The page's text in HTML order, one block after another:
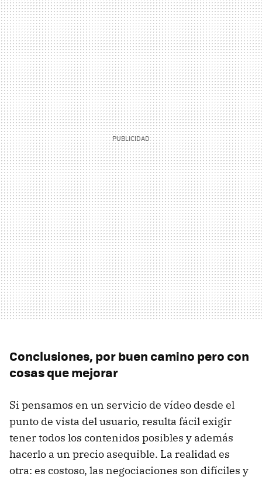
Conclusiones, por buen camino pero con
cosas que mejorar
Si pensamos en un servicio de vídeo desde el
punto de vista del usuario, resulta fácil exigir
tener todos los contenidos posibles y además
hacerlo a un precio asequible. La realidad es
otra: es costoso, las negociaciones son difíciles y